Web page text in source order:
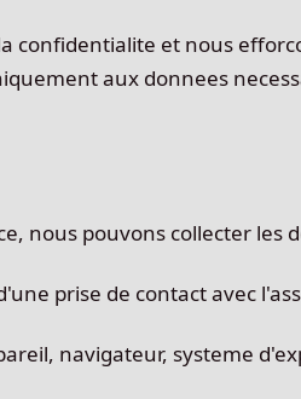
confidentialite et nous
aux donnees
nous pouvons collecter les
prise de contact avec
navigateur, systeme